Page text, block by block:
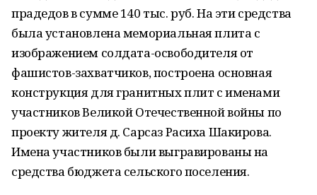
прадедов в сумме 140 тыс. руб. На эти средства
была установлена мемориальная плита с
изображением солдата-освободителя от
фашистов-захватчиков, построена основная
конструкция для гранитных плит с именами
участников Великой Отечественной войны по
проекту жителя д. Сарсаз Расиха Шакирова.
Имена участников были выгравированы на
средства бюджета сельского поселения.